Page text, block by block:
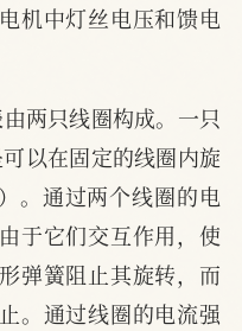
机中灯丝电压和馈电
两只线圈构成。一只
以在固定的线圈内旋
。通过两个线圈的电
于它们交互作用，使
弹簧阻止其旋转，而
。通过线圈的电流强